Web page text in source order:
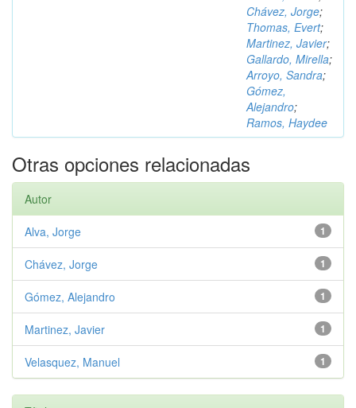
Chávez, Jorge;
Thomas, Evert;
Martinez, Javier;
Gallardo, Mirella;
Arroyo, Sandra;
Gómez,
Alejandro;
Ramos, Haydee
Otras opciones relacionadas
Autor
1
Alva, Jorge
1
Chávez, Jorge
1
Gómez, Alejandro
1
Martinez, Javier
1
Velasquez, Manuel